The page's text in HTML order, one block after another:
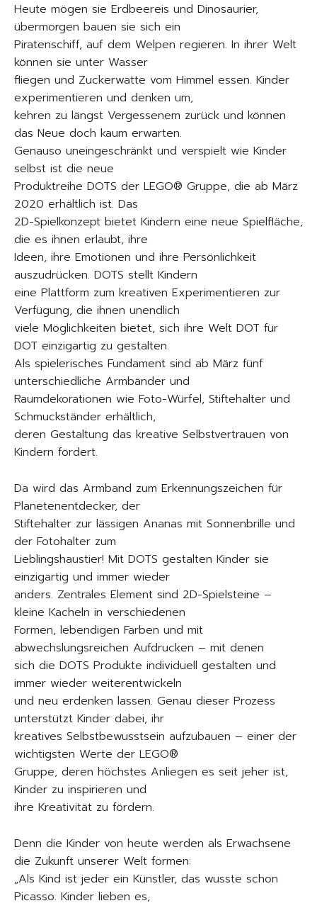
Heute mögen sie Erdbeereis und Dinosaurier,
übermorgen bauen sie sich ein
Piratenschiff, auf dem Welpen regieren. In ihrer Welt
können sie unter Wasser
fliegen und Zuckerwatte vom Himmel essen. Kinder
experimentieren und denken um,
kehren zu längst Vergessenem zurück und können
das Neue doch kaum erwarten.
Genauso uneingeschränkt und verspielt wie Kinder
selbst ist die neue
Produktreihe DOTS der LEGO® Gruppe, die ab März
2020 erhältlich ist. Das
2D-Spielkonzept bietet Kindern eine neue Spielfläche,
die es ihnen erlaubt, ihre
Ideen, ihre Emotionen und ihre Persönlichkeit
auszudrücken. DOTS stellt Kindern
eine Plattform zum kreativen Experimentieren zur
Verfügung, die ihnen unendlich
viele Möglichkeiten bietet, sich ihre Welt DOT für
DOT einzigartig zu gestalten.
Als spielerisches Fundament sind ab März fünf
unterschiedliche Armbänder und
Raumdekorationen wie Foto-Würfel, Stiftehalter und
Schmuckständer erhältlich,
deren Gestaltung das kreative Selbstvertrauen von
Kindern fördert.
Da wird das Armband zum Erkennungszeichen für
Planetenentdecker, der
Stiftehalter zur lässigen Ananas mit Sonnenbrille und
der Fotohalter zum
Lieblingshaustier! Mit DOTS gestalten Kinder sie
einzigartig und immer wieder
anders. Zentrales Element sind 2D-Spielsteine –
kleine Kacheln in verschiedenen
Formen, lebendigen Farben und mit
abwechslungsreichen Aufdrucken – mit denen
sich die DOTS Produkte individuell gestalten und
immer wieder weiterentwickeln
und neu erdenken lassen. Genau dieser Prozess
unterstützt Kinder dabei, ihr
kreatives Selbstbewusstsein aufzubauen – einer der
wichtigsten Werte der LEGO®
Gruppe, deren höchstes Anliegen es seit jeher ist,
Kinder zu inspirieren und
ihre Kreativität zu fördern.
Denn die Kinder von heute werden als Erwachsene
die Zukunft unserer Welt formen:
„Als Kind ist jeder ein Künstler, das wusste schon
Picasso. Kinder lieben es,